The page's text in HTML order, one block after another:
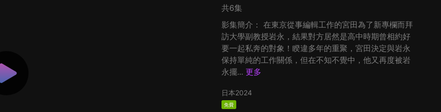
共6集
影集簡介： 在東京從事編輯工作的宮田為了新專欄而拜
訪大學副教授岩永，結果對方居然是高中時期曾相約好
要一起私奔的對象！睽違多年的重聚，宮田決定與岩永
保持單純的工作關係，但在不知不覺中，他又再度被岩
永擺... 更多
日本2024
免費